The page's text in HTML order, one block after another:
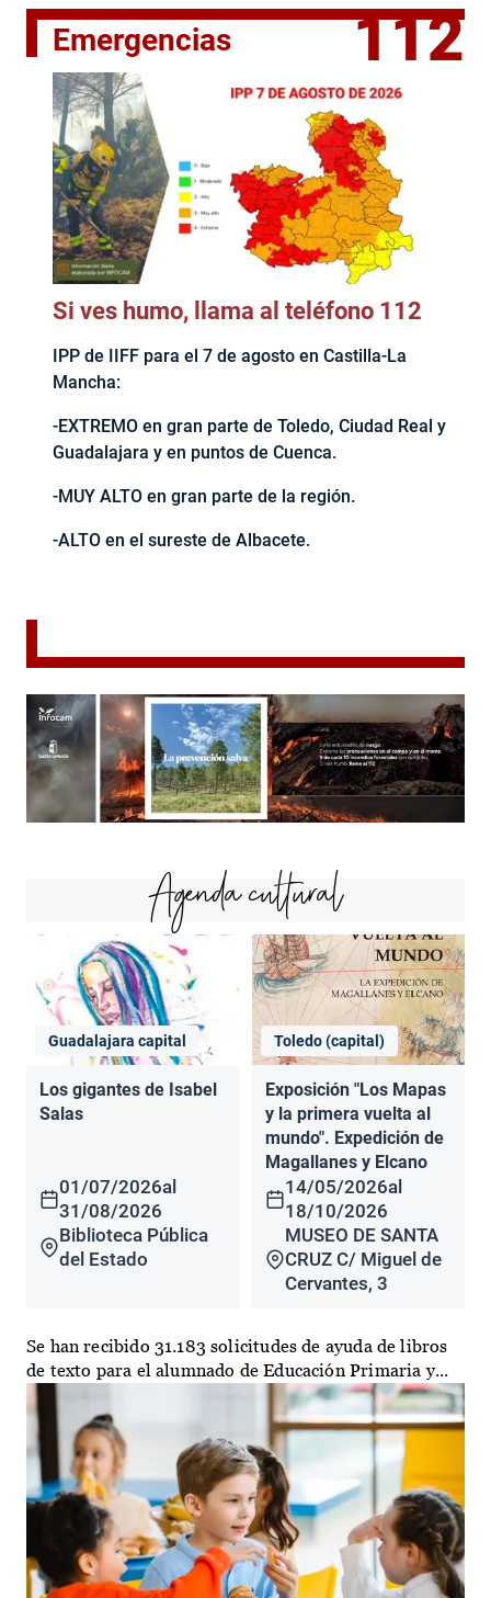
Emergencias 112
Si ves humo, llama al teléfono 112
IPP de IIFF para el 7 de agosto en Castilla-La
Mancha:
-EXTREMO en gran parte de Toledo, Ciudad Real y
Guadalajara y en puntos de Cuenca.
-MUY ALTO en gran parte de la región.
-ALTO en el sureste de Albacete.
Agenda cultural
Guadalajara capital
Los gigantes de Isabel
Salas
01/07/2026al
31/08/2026
Biblioteca Pública
del Estado
Toledo (capital)
Exposición "Los Mapas
y la primera vuelta al
mundo". Expedición de
Magallanes y Elcano
14/05/2026al
18/10/2026
MUSEO DE SANTA
CRUZ C/ Miguel de
Cervantes, 3
Se han recibido 31.183 solicitudes de ayuda de libros
de texto para el alumnado de Educación Primaria y...